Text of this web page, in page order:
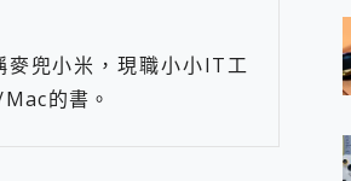
麥兜小米，現職小小IT工
的書。